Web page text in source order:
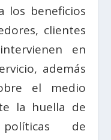
los beneficios
clientes
en
además
el medio
la huella de
de